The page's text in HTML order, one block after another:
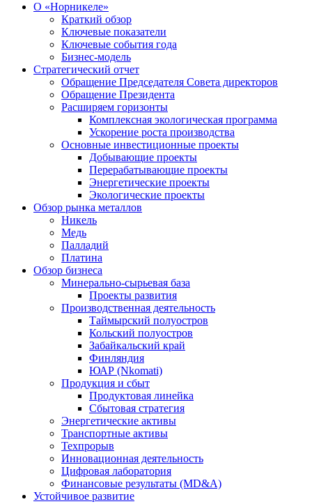
О «Норникеле»
Краткий обзор
Ключевые показатели
Ключевые события года
Бизнес-модель
Стратегический отчет
Обращение Председателя Совета директоров
Обращение Президента
Расширяем горизонты
Комплексная экологическая программа
Ускорение роста производства
Основные инвестиционные проекты
Добывающие проекты
Перерабатывающие проекты
Энергетические проекты
Экологические проекты
Обзор рынка металлов
Никель
Медь
Палладий
Платина
Обзор бизнеса
Минерально-сырьевая база
Проекты развития
Производственная деятельность
Таймырский полуостров
Кольский полуостров
Забайкальский край
Финляндия
ЮАР (Nkomati)
Продукция и сбыт
Продуктовая линейка
Сбытовая стратегия
Энергетические активы
Транспортные активы
Техпрорыв
Инновационная деятельность
Цифровая лаборатория
Финансовые результаты (MD&A)
Устойчивое развитие